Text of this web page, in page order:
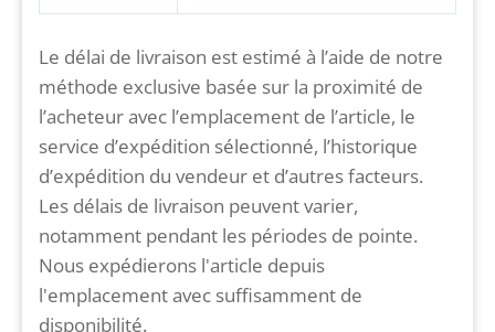
Le délai de livraison est estimé à l’aide de notre
méthode exclusive basée sur la proximité de
l’acheteur avec l’emplacement de l’article, le
service d’expédition sélectionné, l’historique
d’expédition du vendeur et d’autres facteurs.
Les délais de livraison peuvent varier,
notamment pendant les périodes de pointe.
Nous expédierons l'article depuis
l'emplacement avec suffisamment de
disponibilité.